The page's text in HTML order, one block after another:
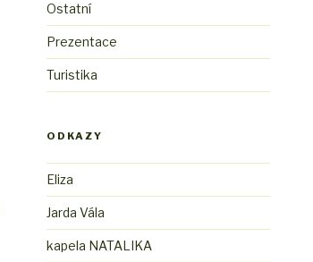
Ostatní
Prezentace
Turistika
ODKAZY
Eliza
Jarda Vála
kapela NATALIKA